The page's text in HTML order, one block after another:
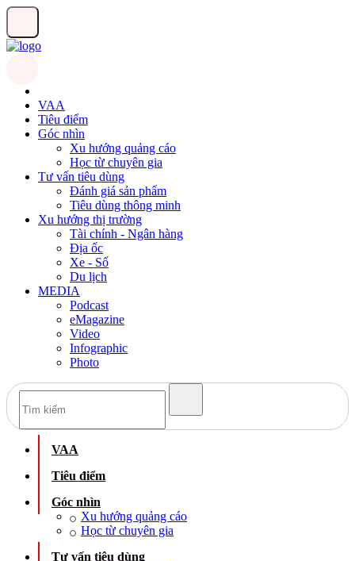
VAA
Tiêu điểm
Góc nhìn
Xu hướng quảng cáo
Học từ chuyên gia
Tư vấn tiêu dùng
Đánh giá sản phẩm
Tiêu dùng thông minh
Xu hướng thị trường
Tài chính - Ngân hàng
Địa ốc
Xe - Số
Du lịch
MEDIA
Podcast
eMagazine
Video
Infographic
Photo
VAA
Tiêu điểm
Góc nhìn
Xu hướng quảng cáo
Học từ chuyên gia
Tư vấn tiêu dùng